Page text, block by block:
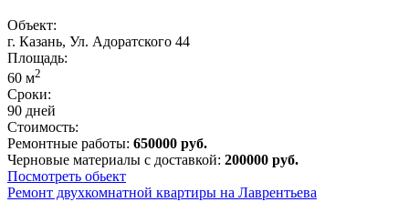
Объект:
г. Казань, Ул. Адоратского 44
Площадь:
60 м2
Сроки:
90 дней
Стоимость:
Ремонтные работы: 650000 руб.
Черновые материалы с доставкой: 200000 руб.
Посмотреть обьект
Ремонт двухкомнатной квартиры на Лаврентьева